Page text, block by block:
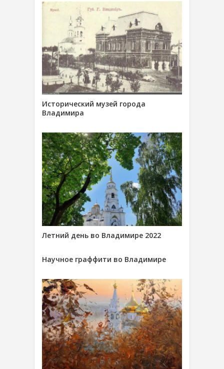
Исторический музей города
Владимира
Летний день во Владимире 2022
Научное граффити во Владимире